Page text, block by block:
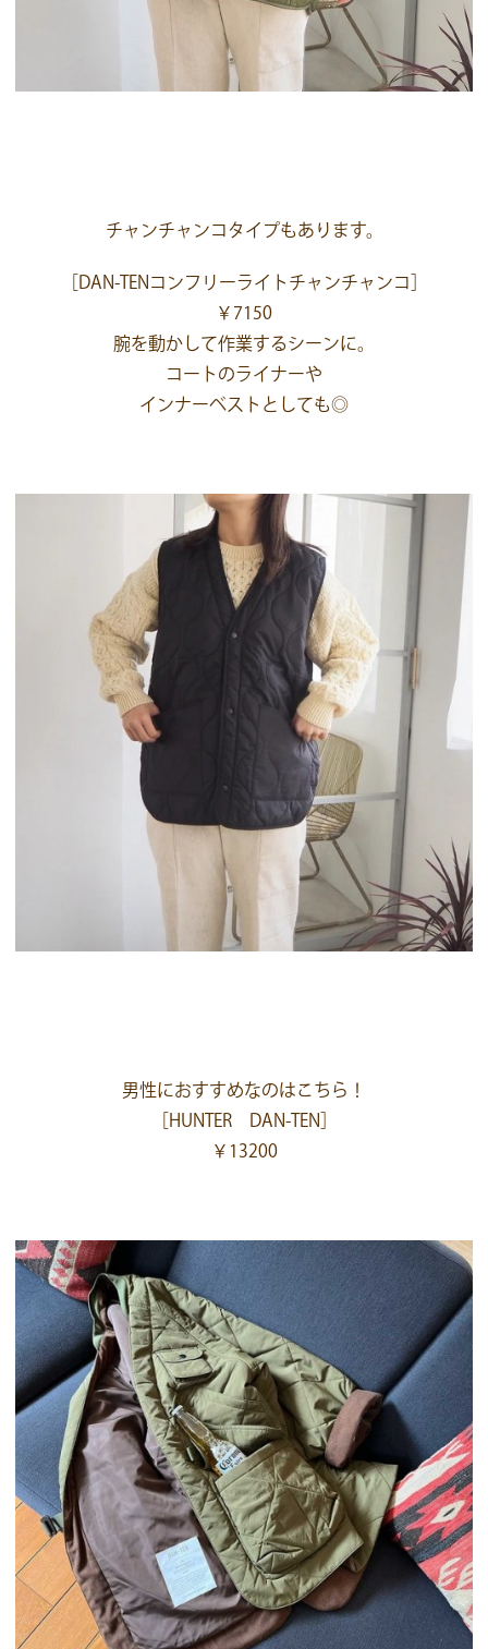
チャンチャンコタイプもあります。
［DAN-TENコンフリーライトチャンチャンコ］
￥7150
腕を動かして作業するシーンに。
コートのライナーや
インナーベストとしても◎
男性におすすめなのはこちら！
［HUNTER DAN-TEN］
￥13200